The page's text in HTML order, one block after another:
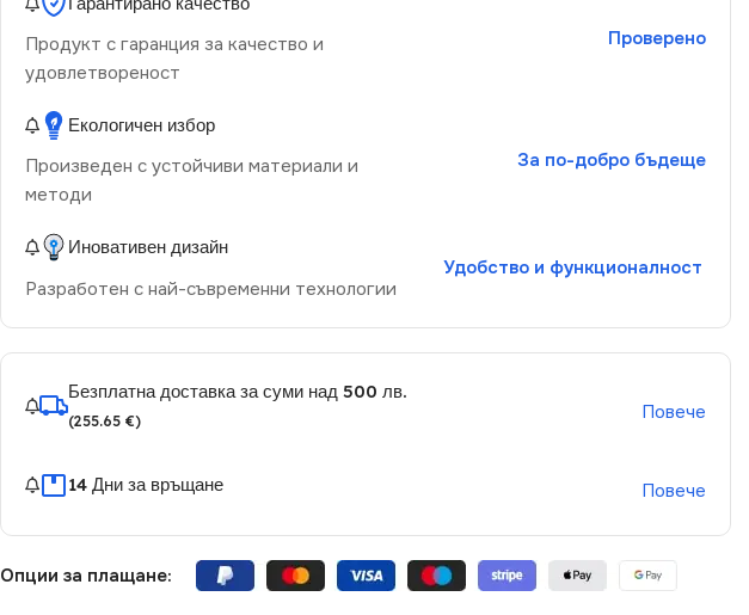
Продукт с гаранция за качество и
удовлетвореност
Проверено
Екологичен избор
Произведен с устойчиви материали и
методи
За по-добро бъдеще
Иновативен дизайн
Разработен с най-съвременни технологии
Удобство и функционалност
Безплатна доставка за суми над 500 лв.
(255.65 €) Повече
14 Дни за връщане Повече
Опции за плащане: